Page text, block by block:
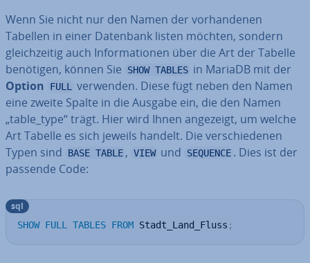
Wenn Sie nicht nur den Namen der vor­han­de­nen
Tabellen in einer Datenbank listen möchten, sondern
gleich­zei­tig auch In­for­ma­tio­nen über die Art der Tabelle
benötigen, können Sie
SHOW TABLES in MariaDB mit der
Option
FULL
verwenden. Diese fügt neben den Namen
eine zweite Spalte in die Ausgabe ein, die den Namen
„table_type“ trägt. Hier wird Ihnen angezeigt, um welche
Art Tabelle es sich jeweils handelt. Die ver­schie­de­nen
Typen sind
BASE TABLE , VIEW und SEQUENCE . Dies ist der
passende Code:
SHOW FULL TABLES FROM Stadt_Land_Fluss ;
sql